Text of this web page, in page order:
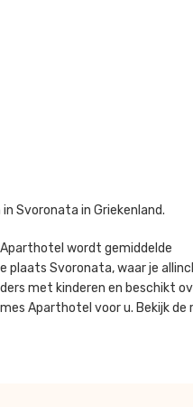
Svoronata in Griekenland.
wordt gemiddelde
plaats Svoronata, waar je
met kinderen en beschikt
Aparthotel voor u. Bekijk de